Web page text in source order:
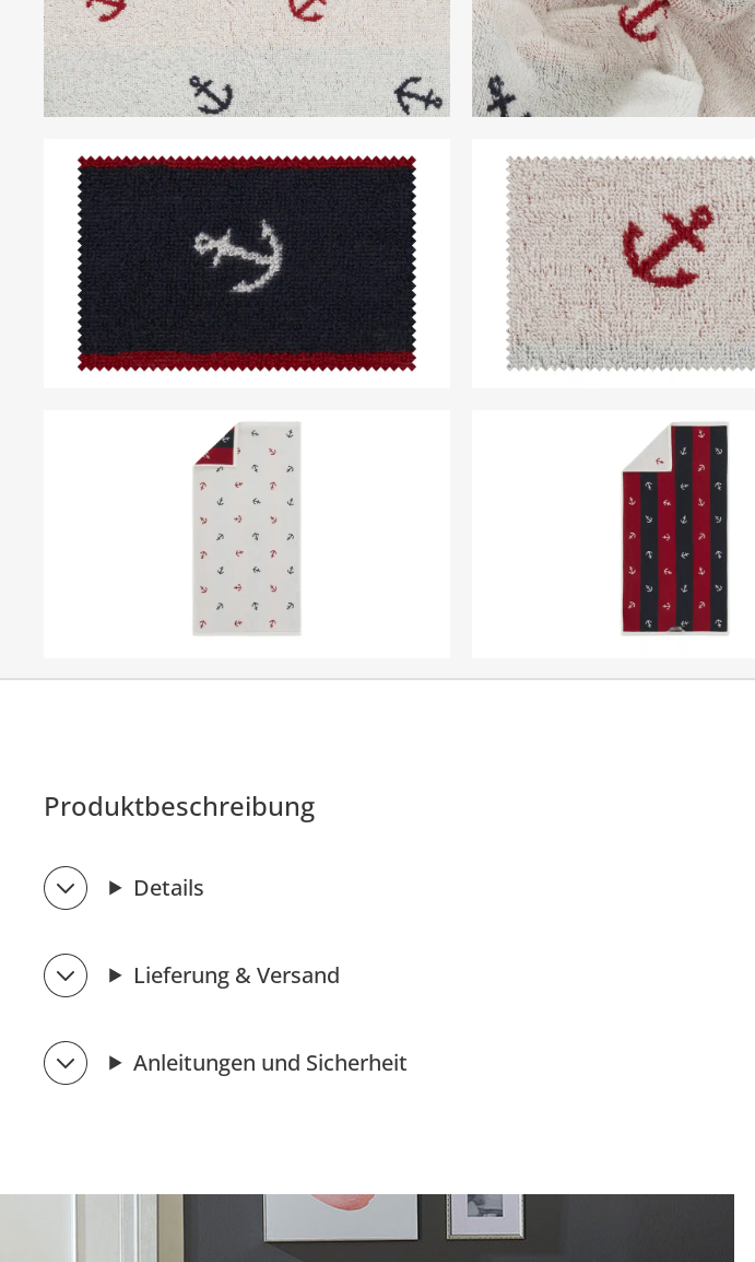
Produktbeschreibung
Details
Lieferung & Versand
Anleitungen und Sicherheit